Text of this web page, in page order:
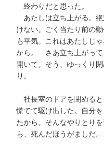
終わりだと思った。
あたしは立ち上がる。
けない。ごく当たり前の
も平気。これはあたしじ
から。 さあ立ち上がって
開いて。そう、ゆっくり
り。
社長室のドアを閉める
慌てて駆け出した。自分
たから。そんなやりとり
ら、死んだほうがましだ。